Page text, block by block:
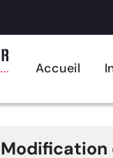
Accueil
Modification